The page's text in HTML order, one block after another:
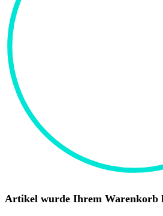
Artikel wurde Ihrem Warenkorb